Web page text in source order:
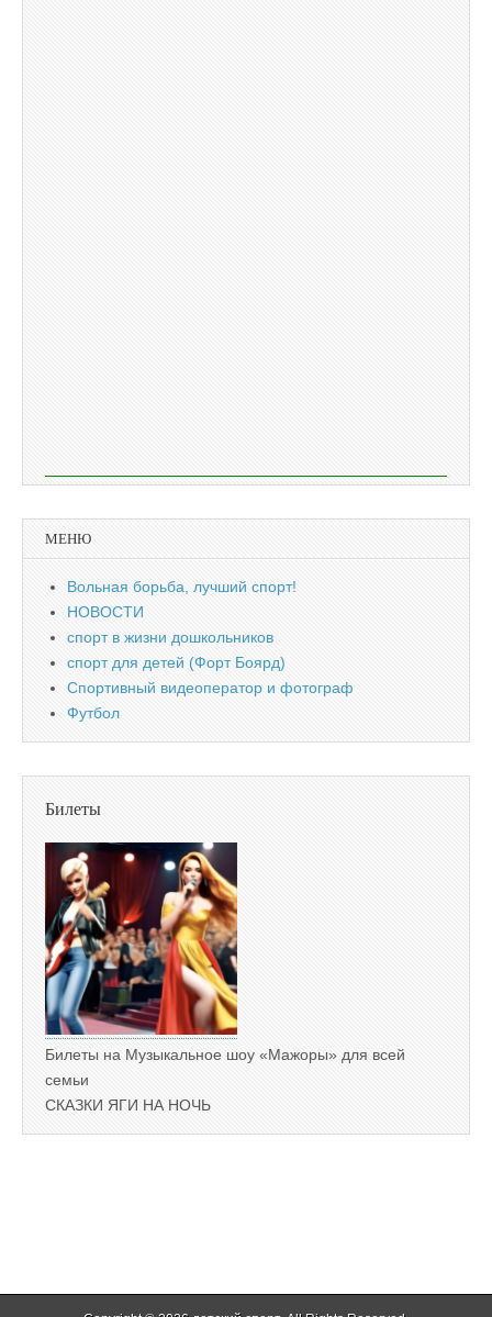
МЕНЮ
Вольная борьба, лучший спорт!
НОВОСТИ
спорт в жизни дошкольников
спорт для детей (Форт Боярд)
Спортивный видеоператор и фотограф
Футбол
Билеты
Билеты на Музыкальное шоу «Мажоры» для всей
семьи
СКАЗКИ ЯГИ НА НОЧЬ